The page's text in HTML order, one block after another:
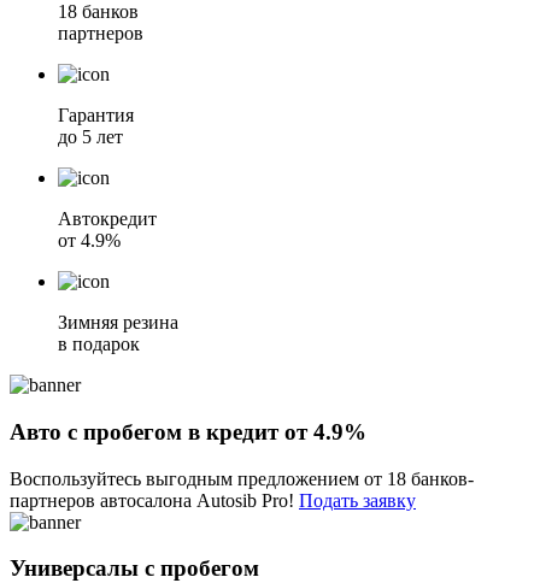
18 банков
партнеров
Гарантия
до 5 лет
Автокредит
от 4.9%
Зимняя резина
в подарок
Авто с пробегом в кредит от 4.9%
Воспользуйтесь выгодным предложением от 18 банков-
партнеров автосалона Autosib Pro! Подать заявку
Универсалы с пробегом